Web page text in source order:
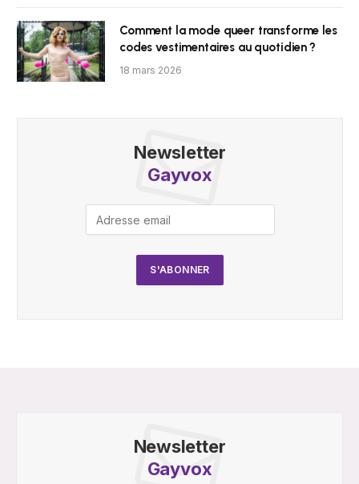
Comment la mode queer transforme les
codes vestimentaires au quotidien ?
18 mars 2026
Newsletter
Gayvox
Newsletter
Gayvox